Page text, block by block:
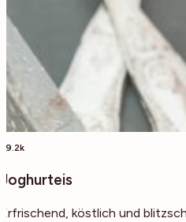
29.2k
Joghurteis
Erfrischend, köstlich und